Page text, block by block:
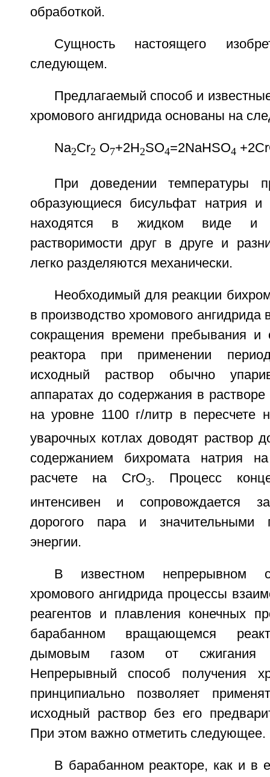
обработкой.
Сущность настоящего
следующем.
Предлагаемый способ и
хромового ангидрида основаны на
Na2Cr2 O7+2H2SO4=2NaHSO4
При доведении температуры
образующиеся бисульфат натрия и
находятся в жидком виде и
растворимости друг в друге и
легко разделяются механически.
Необходимый для реакции
в производство хромового ангидрида
сокращения времени пребывания и
реактора при применении
исходный раствор обычно
аппаратах до содержания в
на уровне 1100 г/литр в пересчете
уварочных котлах доводят раствор
содержанием бихромата натрия
расчете на СrO3. Процесс
интенсивен и сопровождается
дорогого пара и значительными
энергии.
В известном непрерывном
хромового ангидрида процессы
реагентов и плавления конечных
барабанном вращающемся
дымовым газом от сжигания
Непрерывный способ получения
принципиально позволяет
исходный раствор без его
При этом важно отметить следующее.
В барабанном реакторе, как и в